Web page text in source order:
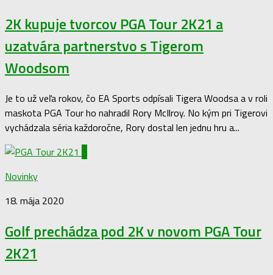
2K kupuje tvorcov PGA Tour 2K21 a
uzatvára partnerstvo s Tigerom
Woodsom
Je to už veľa rokov, čo EA Sports odpísali Tigera Woodsa a v roli
maskota PGA Tour ho nahradil Rory McIlroy. No kým pri Tigerovi
vychádzala séria každoročne, Rory dostal len jednu hru a...
Novinky
18. mája 2020
Golf prechádza pod 2K v novom PGA Tour
2K21